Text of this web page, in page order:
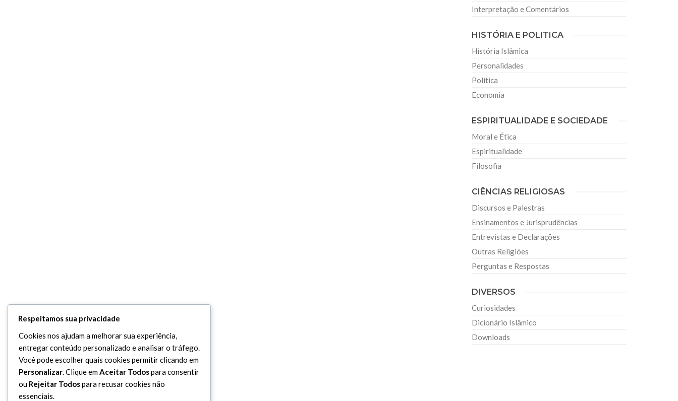
Interpretação e Comentários
HISTÓRIA E POLITICA
História Islâmica
Personalidades
Política
Economia
ESPIRITUALIDADE E SOCIEDADE
Moral e Ética
Espiritualidade
Filosofia
CIÊNCIAS RELIGIOSAS
Discursos e Palestras
Ensinamentos e Jurisprudências
Entrevistas e Declarações
Outras Religiões
Perguntas e Respostas
DIVERSOS
Curiosidades
Dicionário Islâmico
Downloads
Respeitamos sua privacidade
Cookies nos ajudam a melhorar sua experiência,
entregar conteúdo personalizado e analisar o tráfego.
Você pode escolher quais cookies permitir clicando em
Personalizar. Clique emAceitar Todospara consentir
ou Rejeitar Todospara recusar cookies não
essenciais.